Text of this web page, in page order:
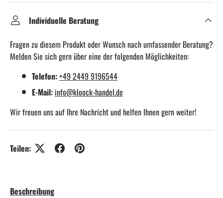
Individuelle Beratung
Fragen zu diesem Produkt oder Wunsch nach umfassender Beratung?
Melden Sie sich gern über eine der folgenden Möglichkeiten:
Telefon:+49 2449 9196544
E-Mail: info@kloock-handel.de
Wir freuen uns auf Ihre Nachricht und helfen Ihnen gern weiter!
Teilen:
Beschreibung